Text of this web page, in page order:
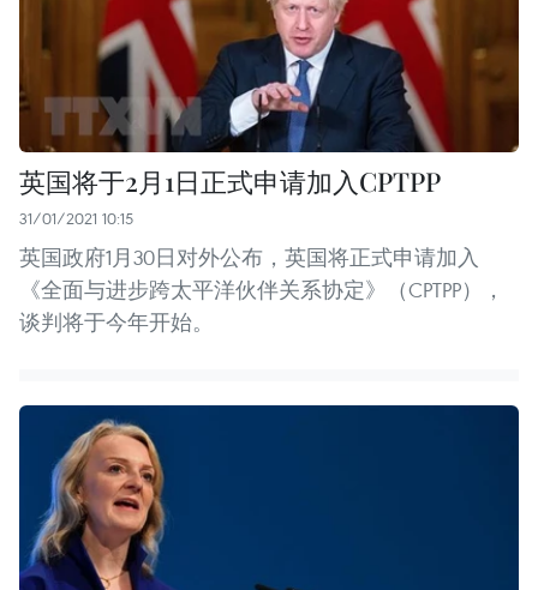
英国将于2月1日正式申请加入CPTPP
31/01/2021 10:15
英国政府1月30日对外公布，英国将正式申请加入
《全面与进步跨太平洋伙伴关系协定》（CPTPP），
谈判将于今年开始。